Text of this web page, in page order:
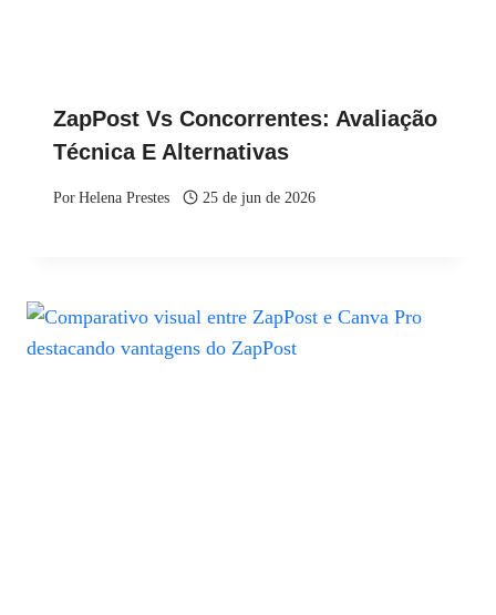
ZapPost Vs Concorrentes: Avaliação
Técnica E Alternativas
PorHelena Prestes 25 de jun de 2026